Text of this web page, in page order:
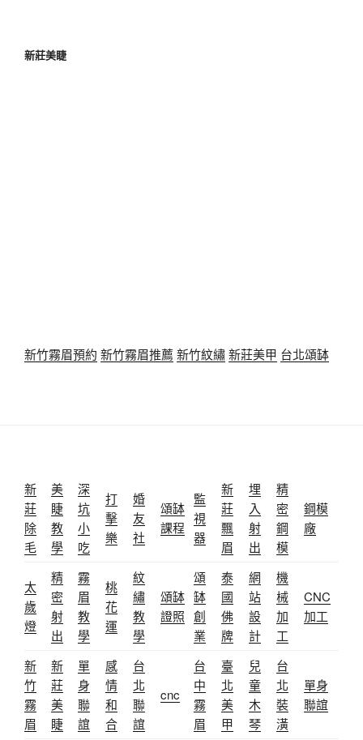
新莊美睫
新竹霧眉預約 新竹霧眉推薦 新竹紋繡新莊美甲 台北頌缽
新
莊
除
毛
美
睫
教
學
深
坑
小
吃
打
擊
樂
婚
友
社
頌缽
課程
監
視
器
新
莊
飄
眉
埋
入
射
出
精
密
鋼
模
鋼模
廠
太
歲
燈
精
密
射
出
霧
眉
教
學
桃
花
運
紋
繡
教
學
頌缽
證照
頌
缽
創
業
泰
國
佛
牌
網
站
設
計
機
械
加
工
CNC
加工
新
竹
霧
眉
新
莊
美
睫
單
身
聯
誼
感
情
和
合
台
北
聯
誼
cnc
台
中
霧
眉
臺
北
美
甲
兒
童
木
琴
台
北
裝
潢
單身
聯誼